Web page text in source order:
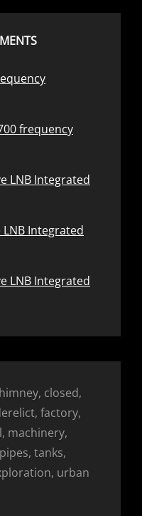
frequency
LNB Integrated
LNB Integrated
LNB Integrated
closed,
factory,
machinery,
tanks,
urban